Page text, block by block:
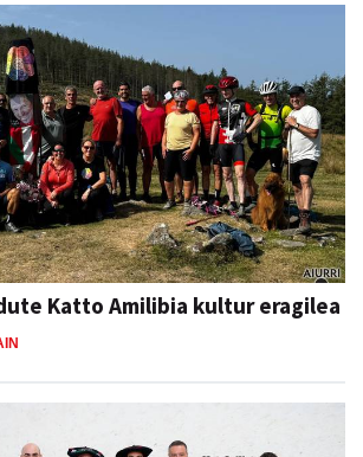
Katto Amilibia kultur eragilea